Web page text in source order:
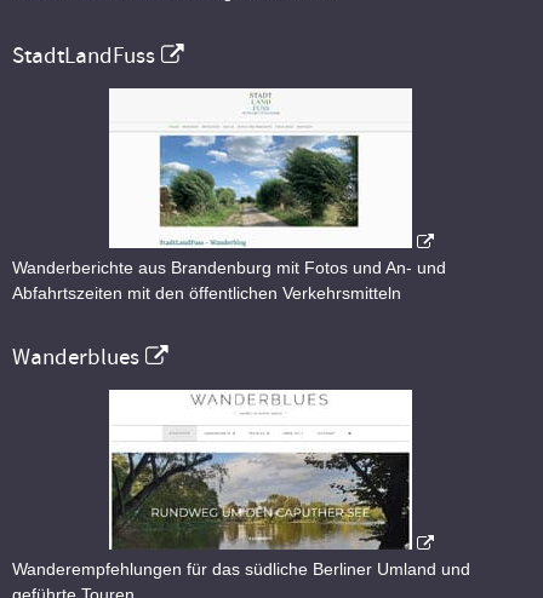
StadtLandFuss
Wanderberichte aus Brandenburg mit Fotos und An- und
Abfahrtszeiten mit den öffentlichen Verkehrsmitteln
Wanderblues
Wanderempfehlungen für das südliche Berliner Umland und